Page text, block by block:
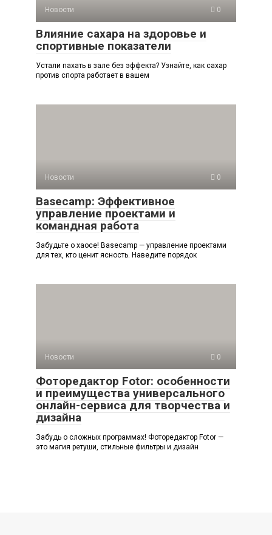
Новости 0
Влияние сахара на здоровье и
спортивные показатели
Устали пахать в зале без эффекта? Узнайте, как сахар
против спорта работает в вашем
Новости 0
Basecamp: Эффективное
управление проектами и
командная работа
Забудьте о хаосе! Basecamp — управление проектами
для тех, кто ценит ясность. Наведите порядок
Новости 0
Фоторедактор Fotor: особенности
и преимущества универсального
онлайн-сервиса для творчества и
дизайна
Забудь о сложных программах! Фоторедактор Fotor —
это магия ретуши, стильные фильтры и дизайн